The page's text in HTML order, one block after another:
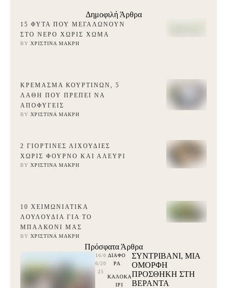
Δημοφιλή Άρθρα
15 ΦΥΤΆ ΠΟΥ ΜΕΓΑΛΏΝΟΥΝ
ΣΤΟ ΝΕΡΌ ΧΩΡΊΣ ΧΏΜΑ
BY ΧΡΙΣΤΊΝΑ ΜΑΚΡΉ
ΚΡΈΜΑΣΜΑ ΚΟΥΡΤΙΝΏΝ, 5
ΛΆΘΗ ΠΟΥ ΠΡΈΠΕΙ ΝΑ
ΑΠΟΦΎΓΕΙΣ
BY ΧΡΙΣΤΊΝΑ ΜΑΚΡΉ
2 ΓΙΟΡΤΙΝΈΣ ΛΙΧΟΥΔΙΈΣ
ΧΩΡΊΣ ΦΟΎΡΝΟ ΚΑΙ ΑΛΕΎΡΙ
BY ΧΡΙΣΤΊΝΑ ΜΑΚΡΉ
10 ΧΕΙΜΩΝΙΆΤΙΚΑ
ΛΟΥΛΟΎΔΙΑ ΓΙΑ ΤΟ
ΜΠΑΛΚΌΝΙ ΜΑΣ
BY ΧΡΙΣΤΊΝΑ ΜΑΚΡΉ
Πρόσφατα Άρθρα
16/0
6/20
25
ΔΙΑΦΟ
ΡΑ
ΚΑΛΟΚΑ
ΙΡΙ
ΣΥΝΤΡΙΒΑΝΙ, ΜΙΑ
ΟΜΟΡΦΗ
ΠΡΟΣΘΗΚΗ ΣΤΗ
ΒΕΡΑΝΤΑ